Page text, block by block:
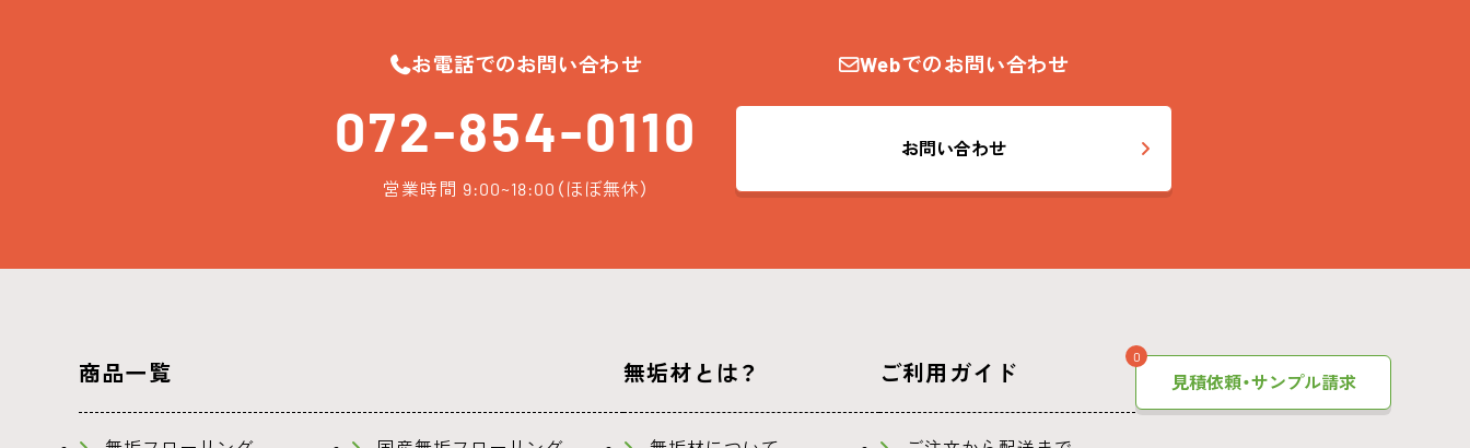
お電話でのお問い合わせ
072-854-0110
営業時間 9:00~18:00（ほぼ無休）
Webでのお問い合わせ
お問い合わせ
商品一覧 無垢材とは？ ご利用ガイド 見積依頼・サンプル請求
0